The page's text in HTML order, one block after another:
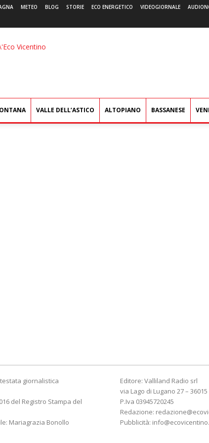
METEO BLOG STORIE ECO ENERGETICO VIDEOGIORNALE
L'Eco
VALLE DELL’ASTICO ALTOPIANO BASSANESE
testata giornalistica
del Registro Stampa del
Mariagrazia Bonollo
Editore: Valliland Radio srl
via Lago di Lugano 27 – 36015
P.Iva 03945720245
Redazione:
Pubblicità: